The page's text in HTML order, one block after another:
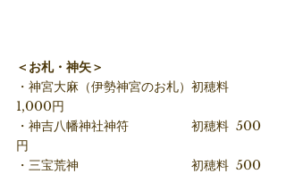
＜お札・神矢＞
・神宮大麻（伊勢神宮のお札）初穂料
1,000円
・神吉八幡神社神符　　　　　初穂料  500
円
・三宝荒神　　　　　　　　　初穂料  500